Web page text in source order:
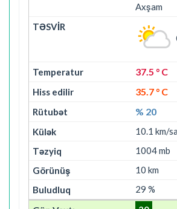
Axşam
37.5 ° C
35.7 ° C
% 20
10.1 km/
1004 mb
10 km
29 %